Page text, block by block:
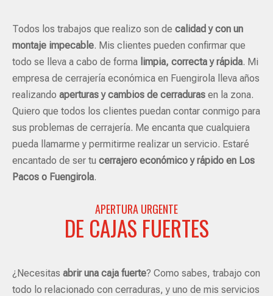
Todos los trabajos que realizo son de calidad y con un
montaje impecable. Mis clientes pueden confirmar que
todo se lleva a cabo de forma limpia, correcta y rápida. Mi
empresa de cerrajería económica en Fuengirola lleva años
realizando aperturas y cambios de cerraduras en la zona.
Quiero que todos los clientes puedan contar conmigo para
sus problemas de cerrajería. Me encanta que cualquiera
pueda llamarme y permitirme realizar un servicio. Estaré
encantado de ser tu cerrajero económico y rápido en Los
Pacos o Fuengirola.
APERTURA URGENTE
DE CAJAS FUERTES
¿Necesitas abrir una caja fuerte? Como sabes, trabajo con
todo lo relacionado con cerraduras, y uno de mis servicios